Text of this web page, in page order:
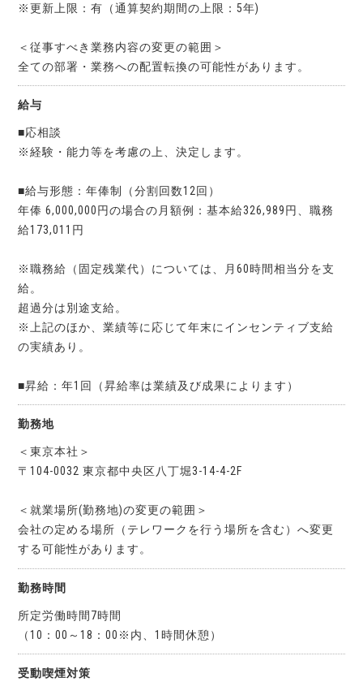
※更新上限：有（通算契約期間の上限：5年)
＜従事すべき業務内容の変更の範囲＞
全ての部署・業務への配置転換の可能性があります。
給与
■応相談
※経験・能力等を考慮の上、決定します。
■給与形態：年俸制（分割回数12回）
年俸 6,000,000円の場合の月額例：基本給326,989円、職務
給173,011円
※職務給（固定残業代）については、月60時間相当分を支
給。
超過分は別途支給。
※上記のほか、業績等に応じて年末にインセンティブ支給
の実績あり。
■昇給：年1回（昇給率は業績及び成果によります）
勤務地
＜東京本社＞
〒104-0032 東京都中央区八丁堀3-14-4-2F
＜就業場所(勤務地)の変更の範囲＞
会社の定める場所（テレワークを行う場所を含む）へ変更
する可能性があります。
勤務時間
所定労働時間7時間
（10：00～18：00※内、1時間休憩）
受動喫煙対策